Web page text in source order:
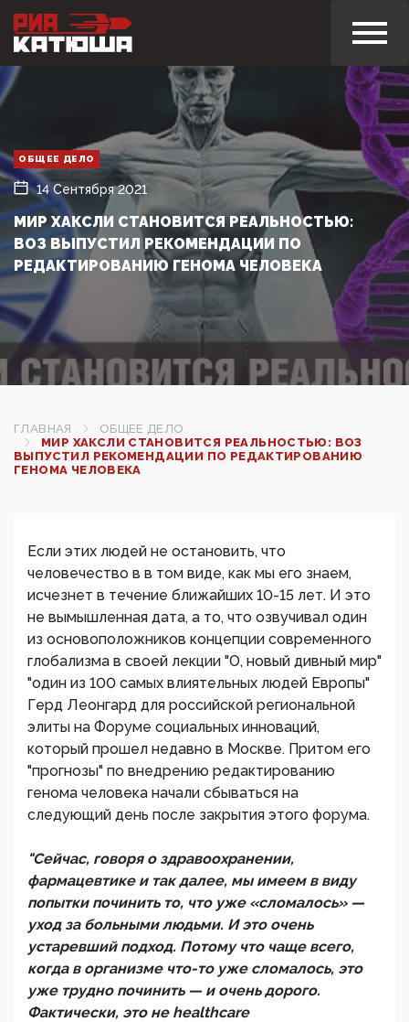
ОБЩЕЕ ДЕЛО
14 Сентября 2021
МИР ХАКСЛИ СТАНОВИТСЯ РЕАЛЬНОСТЬЮ:
ВОЗ ВЫПУСТИЛ РЕКОМЕНДАЦИИ ПО
РЕДАКТИРОВАНИЮ ГЕНОМА ЧЕЛОВЕКА
ГЛАВНАЯ
ОБЩЕЕ ДЕЛО
МИР ХАКСЛИ СТАНОВИТСЯ РЕАЛЬНОСТЬЮ: ВОЗ
ВЫПУСТИЛ РЕКОМЕНДАЦИИ ПО РЕДАКТИРОВАНИЮ
ГЕНОМА ЧЕЛОВЕКА
Если этих людей не остановить, что
человечество в в том виде, как мы его знаем,
исчезнет в течение ближайших 10-15 лет. И это
не вымышленная дата, а то, что озвучивал один
из основоположников концепции современного
глобализма в своей лекции "О, новый дивный мир"
"один из 100 самых влиятельных людей Европы"
Герд Леонгард для российской региональной
элиты на Форуме социальных инноваций,
который прошел недавно в Москве. Притом его
"прогнозы" по внедрению редактированию
генома человека начали сбываться на
следующий день после закрытия этого форума.
"Сейчас, говоря о здравоохранении,
фармацевтике и так далее, мы имеем в виду
попытки починить то, что уже «сломалось» —
уход за больными людьми. И это очень
устаревший подход. Потому что чаще всего,
когда в организме что-то уже сломалось, это
уже трудно починить — и очень дорого.
Фактически, это не healthcare